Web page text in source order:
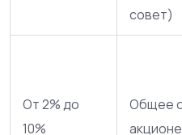
совет)
От 2% до
10%
Общее